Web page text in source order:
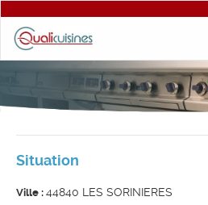
Situation
Ville : 44840 LES SORINIERES